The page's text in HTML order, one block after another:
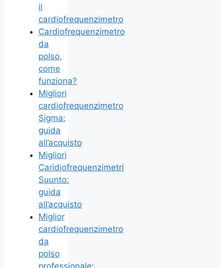
il
cardiofrequenzimetro
Cardiofrequenzimetro
da
polso,
come
funziona?
Migliori
cardiofrequenzimetro
Sigma:
guida
all’acquisto
Migliori
Caridiofrequenzimetri
Suunto:
guida
all’acquisto
Miglior
cardiofrequenzimetro
da
polso
professionale: